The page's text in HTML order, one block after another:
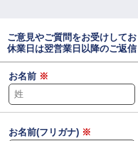
ご意見やご質問をお受けしてお
休業日は翌営業日以降のご返
お名前 ※
お名前(フリガナ) ※